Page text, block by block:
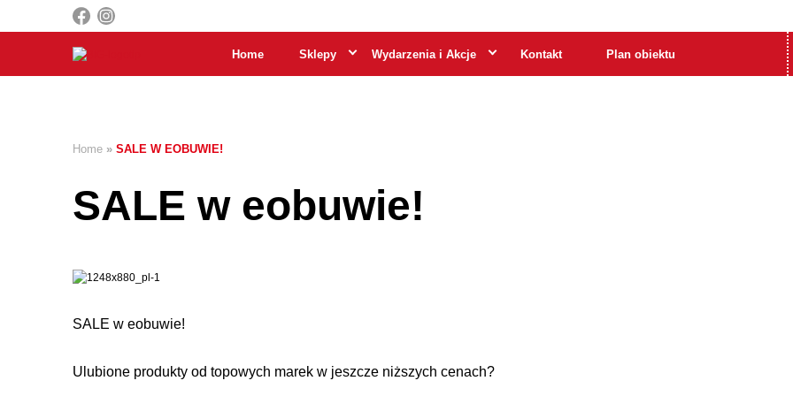
Home Sklepy Wydarzenia i Akcje Kontakt Plan obiektu
Home » SALE W EOBUWIE!
SALE w eobuwie!
SALE w eobuwie!
Ulubione produkty od topowych marek w jeszcze niższych cenach?